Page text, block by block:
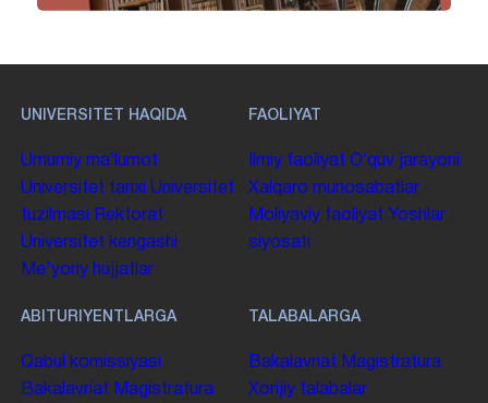
UNIVERSITET HAQIDA
Umumiy maʼlumot
Universitet tarixi Universitet
tuzilmasi
Rektorat
Universitet kengashi
Me'yoriy hujjatlar
FAOLIYAT
Ilmiy faoliyat Oʻquv jarayoni
Xalqaro munosabatlar
Moliyaviy faoliyat Yoshlar
siyosati
ABITURIYENTLARGA
Qabul komissiyasi
Bakalavriat Magistratura
TALABALARGA
Bakalavriat Magistratura
Xorijiy talabalar